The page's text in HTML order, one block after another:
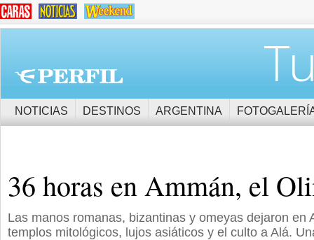
NOTICIAS DESTINOS ARGENTINA
36 horas en Ammán, el
Las manos romanas, bizantinas y omeyas dejaron en
templos mitológicos, lujos asiáticos y el culto a Alá.